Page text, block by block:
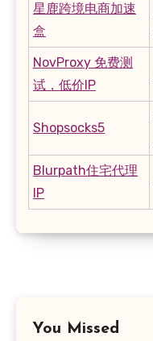
星鹿跨境电商加速
盒
NovProxy 免费测
试，低价IP
Shopsocks5
Blurpath住宅代理
IP
You Missed